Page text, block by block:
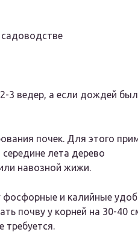
3 ведер, а если дождей
почек. Для этого
лета дерево
навозной жижи.
фосфорные и калийные
почву у корней на 30-40
требуется.